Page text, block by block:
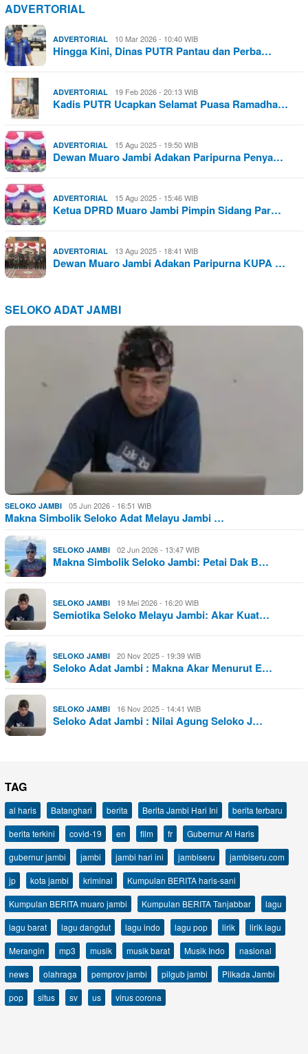
ADVERTORIAL
ADVERTORIAL 10 Mar 2026 - 10:40 WIB
Hingga Kini, Dinas PUTR Pantau dan Perba…
ADVERTORIAL 19 Feb 2026 - 20:13 WIB
Kadis PUTR Ucapkan Selamat Puasa Ramadha…
ADVERTORIAL 15 Agu 2025 - 19:50 WIB
Dewan Muaro Jambi Adakan Paripurna Penya…
ADVERTORIAL 15 Agu 2025 - 15:46 WIB
Ketua DPRD Muaro Jambi Pimpin Sidang Par…
ADVERTORIAL 13 Agu 2025 - 18:41 WIB
Dewan Muaro Jambi Adakan Paripurna KUPA …
SELOKO ADAT JAMBI
SELOKO JAMBI 05 Jun 2026 - 16:51 WIB
Makna Simbolik Seloko Adat Melayu Jambi …
SELOKO JAMBI 02 Jun 2026 - 13:47 WIB
Makna Simbolik Seloko Jambi: Petai Dak B…
SELOKO JAMBI 19 Mei 2026 - 16:20 WIB
Semiotika Seloko Melayu Jambi: Akar Kuat…
SELOKO JAMBI 20 Nov 2025 - 19:39 WIB
Seloko Adat Jambi : Makna Akar Menurut E…
SELOKO JAMBI 16 Nov 2025 - 14:41 WIB
Seloko Adat Jambi : Nilai Agung Seloko J…
TAG
al haris Batanghari berita Berita Jambi Hari Ini
berita terbaru
berita terkini
covid-19 en film fr
Gubernur Al Haris
gubernur jambi
jambi jambi hari ini jambiseru
jambiseru.com
jp
kota jambi kriminal
Kumpulan BERITA haris-sani
Kumpulan BERITA muaro jambi
Kumpulan BERITA Tanjabbar
lagu
lagu barat
lagu dangdut lagu indo lagu pop lirik
lirik lagu
Merangin
mp3 musik musik barat Musik Indo
nasional
news
olahraga pemprov jambi pilgub jambi
Pilkada Jambi
pop
situs sv us virus corona